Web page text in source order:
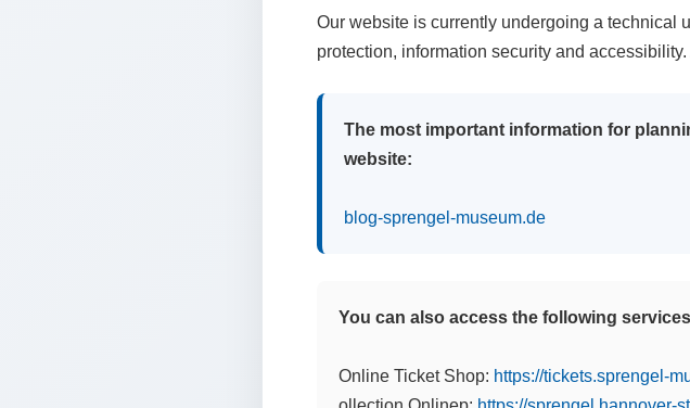
Our website is currently undergoing a technical
protection, information security and
The most important information for
website:
blog-sprengel-museum.de
You can also access the following
Online Ticket Shop: https://tickets.sprengel-